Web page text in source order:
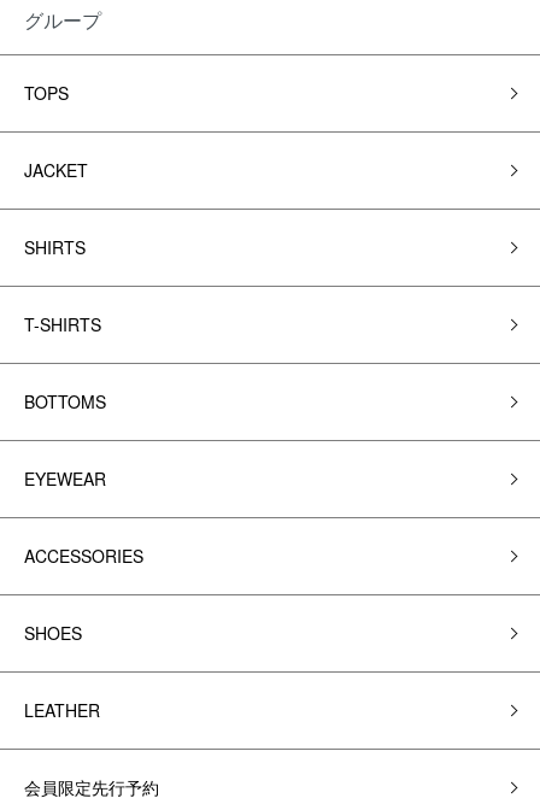
グループ
TOPS
JACKET
SHIRTS
T-SHIRTS
BOTTOMS
EYEWEAR
ACCESSORIES
SHOES
LEATHER
会員限定先行予約